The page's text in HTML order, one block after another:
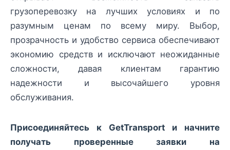
грузоперевозку на лучших условиях и по
разумным ценам по всему миру. Выбор,
прозрачность и удобство сервиса обеспечивают
экономию средств и исключают неожиданные
сложности, давая клиентам гарантию
надежности и высочайшего уровня
обслуживания.
Присоединяйтесь к GetTransport и начните
получать проверенные заявки на